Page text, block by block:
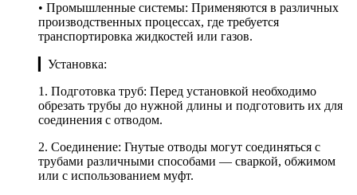
• Промышленные системы: Применяются в различных
производственных процессах, где требуется
транспортировка жидкостей или газов.
▎Установка:
1. Подготовка труб: Перед установкой необходимо
обрезать трубы до нужной длины и подготовить их для
соединения с отводом.
2. Соединение: Гнутые отводы могут соединяться с
трубами различными способами — сваркой, обжимом
или с использованием муфт.